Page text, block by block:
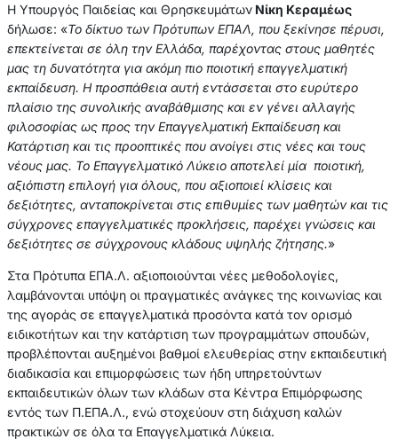
Η Υπουργός Παιδείας και ΘρησκευμάτωνΝίκη Κεραμέως
δήλωσε: «Το δίκτυο των Πρότυπων ΕΠΑΛ, που ξεκίνησε πέρυσι,
επεκτείνεται σε όλη την Ελλάδα, παρέχοντας στους μαθητές
μας τη δυνατότητα για ακόμη πιο ποιοτική επαγγελματική
εκπαίδευση. Η προσπάθεια αυτή εντάσσεται στο ευρύτερο
πλαίσιο της συνολικής αναβάθμισης και εν γένει αλλαγής
φιλοσοφίας ως προς την Επαγγελματική Εκπαίδευση και
Κατάρτιση και τις προοπτικές που ανοίγει στις νέες και τους
νέους μας. Το Επαγγελματικό Λύκειο αποτελεί μία ποιοτική,
αξιόπιστη επιλογή για όλους, που αξιοποιεί κλίσεις και
δεξιότητες, ανταποκρίνεται στις επιθυμίες των μαθητών και τις
σύγχρονες επαγγελματικές προκλήσεις, παρέχει γνώσεις και
δεξιότητες σε σύγχρονους κλάδους υψηλής ζήτησης.»
Στα Πρότυπα ΕΠΑ.Λ. αξιοποιούνται νέες μεθοδολογίες,
λαμβάνονται υπόψη οι πραγματικές ανάγκες της κοινωνίας και
της αγοράς σε επαγγελματικά προσόντα κατά τον ορισμό
ειδικοτήτων και την κατάρτιση των προγραμμάτων σπουδών,
προβλέπονται αυξημένοι βαθμοί ελευθερίας στην εκπαιδευτική
διαδικασία και επιμορφώσεις των ήδη υπηρετούντων
εκπαιδευτικών όλων των κλάδων στα Κέντρα Επιμόρφωσης
εντός των Π.ΕΠΑ.Λ., ενώ στοχεύουν στη διάχυση καλών
πρακτικών σε όλα τα Επαγγελματικά Λύκεια.